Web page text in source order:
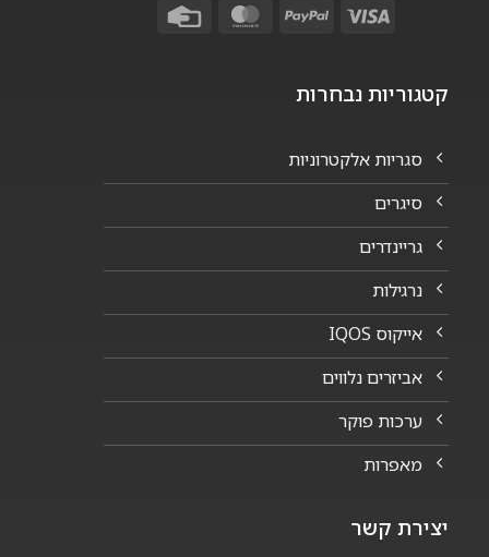
Visa
PayPal
MasterCard
קטגוריות נבחרות
סגריות אלקטרוניות
סיגרים
גריינדרים
נרגילות
אייקוס IQOS
אביזרים נלווים
ערכות פוקר
מאפרות
יצירת קשר